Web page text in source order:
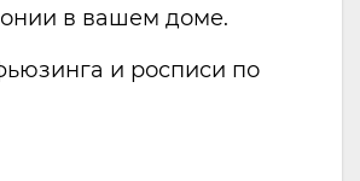
в вашем доме.
и росписи по